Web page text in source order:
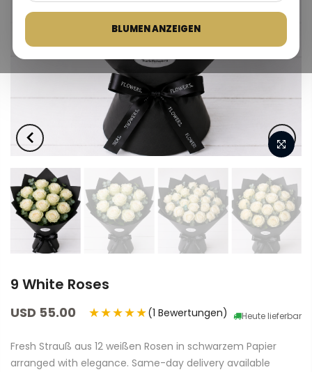
BLUMEN ANZEIGEN
9 White Roses
USD 55.00 Heute lieferbar
★★★★★(1 Bewertungen)
Fresh Strauß aus 12 weißen Rosen in schwarzem Papier
arranged with elegance. Same-day delivery available